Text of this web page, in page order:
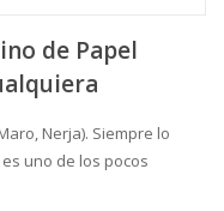
de Papel
Nerja). Siempre lo
uno de los pocos